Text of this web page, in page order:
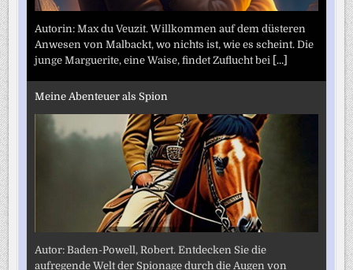
Autorin: Max du Veuzit. Willkommen auf dem düsteren
Anwesen von Malbackt, wo nichts ist, wie es scheint. Die
junge Marguerite, eine Waise, findet Zuflucht bei [...]
Meine Abenteuer als Spion
Autor: Baden-Powell, Robert. Entdecken Sie die
aufregende Welt der Spionage durch die Augen von